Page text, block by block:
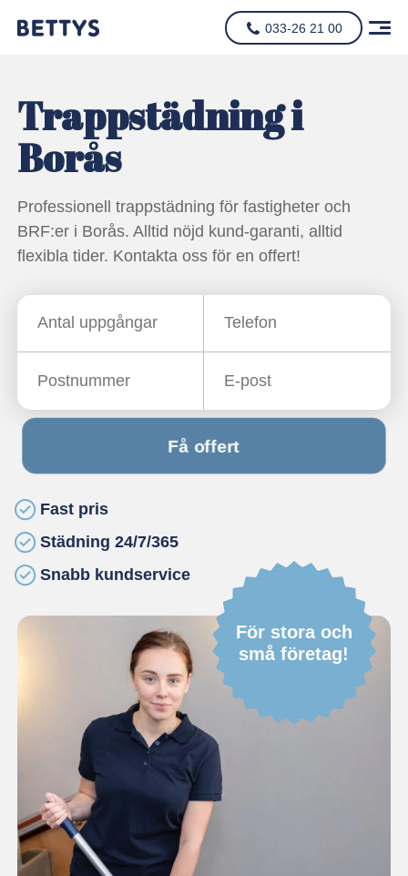
033-26 21 00
Trappstädning i
Borås
Professionell trappstädning för fastigheter och
BRF:er i Borås. Alltid nöjd kund-garanti, alltid
flexibla tider. Kontakta oss för en offert!
Få offert
Fast pris
Städning 24/7/365
Snabb kundservice
För stora och
små företag!